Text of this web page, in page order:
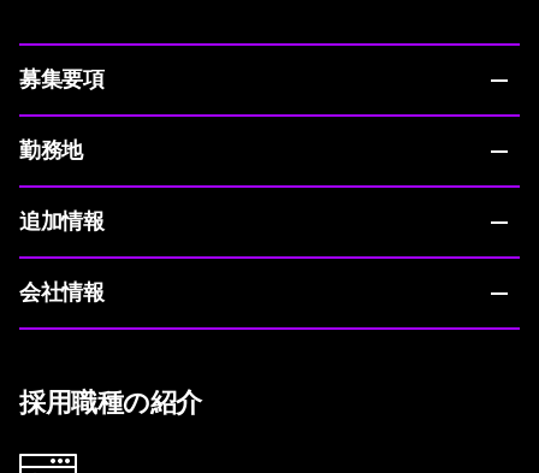
募集要項
勤務地
追加情報
会社情報
採用職種の紹介